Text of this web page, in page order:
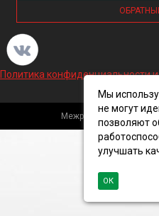
Политика конфиденциальности
Межрегиональная
Мы
не могут
позволяют
улучшать
ОК